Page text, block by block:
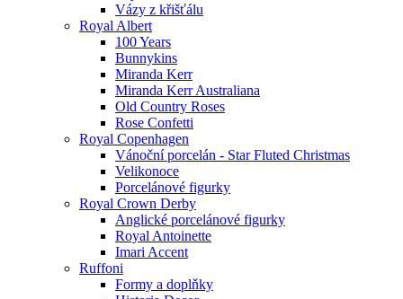
Vázy z křišťálu
Royal Albert
100 Years
Bunnykins
Miranda Kerr
Miranda Kerr Australiana
Old Country Roses
Rose Confetti
Royal Copenhagen
Vánoční porcelán - Star Fluted Christmas
Velikonoce
Porcelánové figurky
Royal Crown Derby
Anglické porcelánové figurky
Royal Antoinette
Imari Accent
Ruffoni
Formy a doplňky